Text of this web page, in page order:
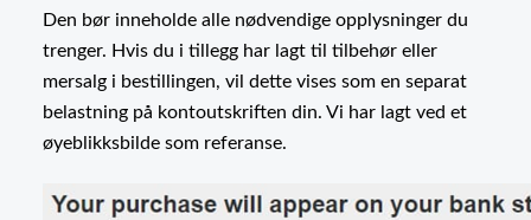
Den bør inneholde alle nødvendige opplysninger du
trenger. Hvis du i tillegg har lagt til tilbehør eller
mersalg i bestillingen, vil dette vises som en separat
belastning på kontoutskriften din. Vi har lagt ved et
øyeblikksbilde som referanse.